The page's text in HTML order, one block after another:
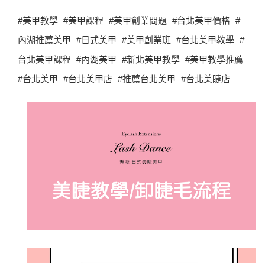
#美甲教學 #美甲課程 #美甲創業問題 #台北美甲價格 #
內湖推薦美甲 #日式美甲 #美甲創業班 #台北美甲教學 #
台北美甲課程 #內湖美甲 #新北美甲教學 #美甲教學推薦
#台北美甲 #台北美甲店 #推薦台北美甲 #台北美睫店